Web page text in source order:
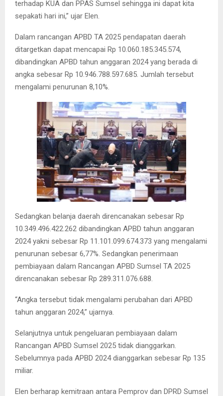
terhadap KUA dan PPAS Sumsel sehingga ini dapat kita
sepakati hari ini,” ujar Elen.
Dalam rancangan APBD TA 2025 pendapatan daerah
ditargetkan dapat mencapai Rp 10.060.185.345.574,
dibandingkan APBD tahun anggaran 2024 yang berada di
angka sebesar Rp 10.946.788.597.685. Jumlah tersebut
mengalami penurunan 8,10%.
Sedangkan belanja daerah direncanakan sebesar Rp
10.349.496.422.262 dibandingkan APBD tahun anggaran
2024 yakni sebesar Rp 11.101.099.674.373 yang mengalami
penurunan sebesar 6,77%. Sedangkan penerimaan
pembiayaan dalam Rancangan APBD Sumsel TA 2025
direncanakan sebesar Rp 289.311.076.688.
“Angka tersebut tidak mengalami perubahan dari APBD
tahun anggaran 2024,” ujarnya.
Selanjutnya untuk pengeluaran pembiayaan dalam
Rancangan APBD Sumsel 2025 tidak dianggarkan.
Sebelumnya pada APBD 2024 dianggarkan sebesar Rp 135
miliar.
Elen berharap kemitraan antara Pemprov dan DPRD Sumsel